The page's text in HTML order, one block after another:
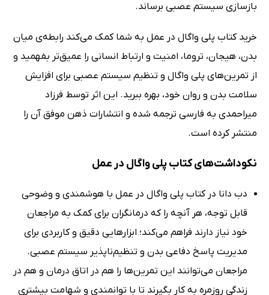
بازسازی سیستم عصبی برساند.
خرید کتاب پلی واگال در عمل به شما کمک می‌کند رابطه‌ی میان
بدن، هیجان، تروما، امنیت و ارتباط انسانی را عمیق‌تر بفهمید و
از تمرین‌های پلی واگال و تنظیم سیستم عصبی برای افزایش
سلامت بدن و روان خود، بهره ببرید. این اثر توسط فرزاد
میراحمدی به فارسی ترجمه شده و انتشارات ذهن موفق آن را
منتشر کرده است.
نکوداشت‌های کتاب پلی واگال در عمل
دب دانا در کتاب پلی واگال در عمل با هوشمندی و وضوحی
قابل توجه، هر آنچه را که درمانگران برای کمک به مراجعان
خود نیاز دارند فراهم می‌کند؛ ابزارهایی دقیق و کاربردی برای
مدیریت پاسخ دفاعی بدن و تنظیم‌ناپذیر سیستم عصبی.
مراجعان می‌توانند این تمرین‌ها را هم در اتاق درمان و هم در
زندگی روزمره به کار بگیرند تا با توانمندی و شهامت بیشتری